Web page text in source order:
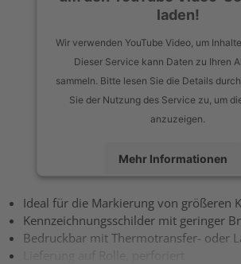
laden!
Wir verwenden YouTube Video, um
Dieser Service kann Daten zu Ihren
sammeln. Bitte lesen Sie die Details
Sie der Nutzung des Service zu, um
anzuzeigen.
Mehr Informationen
Akzeptieren
powered byUsercentrics Consent
Ideal für die Markierung von größeren
Kennzeichnungsschilder mit geringer
Bedruckbar mit Thermotransfer- oder
Lieferung auf Rolle, perforiert